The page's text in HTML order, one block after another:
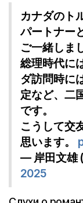
カナダのト
パートナー
ご一緒しま
総理時代に
ダ訪問時に
定など、二
です。
こうして交
思います。
— 岸田文雄
2025